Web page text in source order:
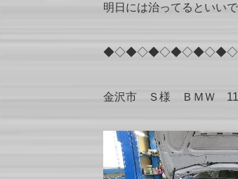
明日には治ってるといい
金沢市 Ｓ様 ＢＭＷ